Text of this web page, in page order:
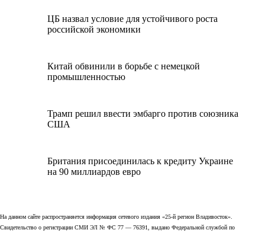
ЦБ назвал условие для устойчивого роста
российской экономики
Китай обвинили в борьбе с немецкой
промышленностью
Трамп решил ввести эмбарго против союзника
США
Британия присоединилась к кредиту Украине
на 90 миллиардов евро
На данном сайте распространяется информация сетевого издания «25-й регион Владивосток».
Свидетельство о регистрации СМИ ЭЛ № ФС 77 — 76391, выдано Федеральной службой по